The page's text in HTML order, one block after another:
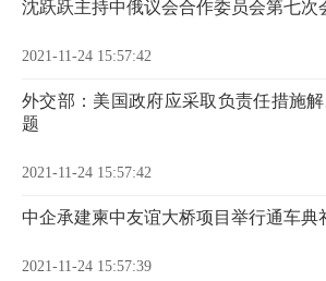
沈跃跃主持中俄议会合作委员会第七次
2021-11-24 15:57:42
外交部：美国政府应采取负责任措施
题
2021-11-24 15:57:42
中企承建柬中友谊大桥项目举行通车典
2021-11-24 15:57:39